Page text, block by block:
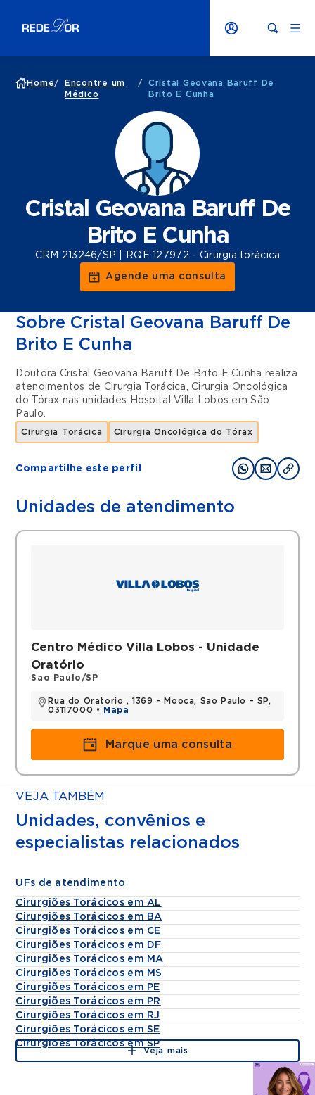
Home/
Encontre um
Médico
/
Cristal Geovana Baruff De
Brito E Cunha
Cristal Geovana Baruff De
Brito E Cunha
CRM 213246/SP | RQE 127972 - Cirurgia torácica
Agende uma consulta
Sobre Cristal Geovana Baruff De
Brito E Cunha
Doutora Cristal Geovana Baruff De Brito E Cunha realiza
atendimentos de Cirurgia Torácica, Cirurgia Oncológica
do Tórax nas unidades Hospital Villa Lobos emSão
Paulo.
Cirurgia Torácica Cirurgia Oncológica do Tórax
Compartilhe este perfil
Unidades de atendimento
Centro Médico Villa Lobos - Unidade
Oratório
Sao Paulo/SP
Rua do Oratorio , 1369 - Mooca, Sao Paulo - SP,
03117000 •
Mapa
Marque uma consulta
VEJA TAMBÉM
Unidades, convênios e
especialistas relacionados
UFs de atendimento
Cirurgiões Torácicos em AL
Cirurgiões Torácicos em BA
Cirurgiões Torácicos em CE
Cirurgiões Torácicos em DF
Cirurgiões Torácicos em MA
Cirurgiões Torácicos em MS
Cirurgiões Torácicos em PE
Cirurgiões Torácicos em PR
Cirurgiões Torácicos em RJ
Cirurgiões Torácicos em SE
Cirurgiões Torácicos em SP
Veja mais
Agende